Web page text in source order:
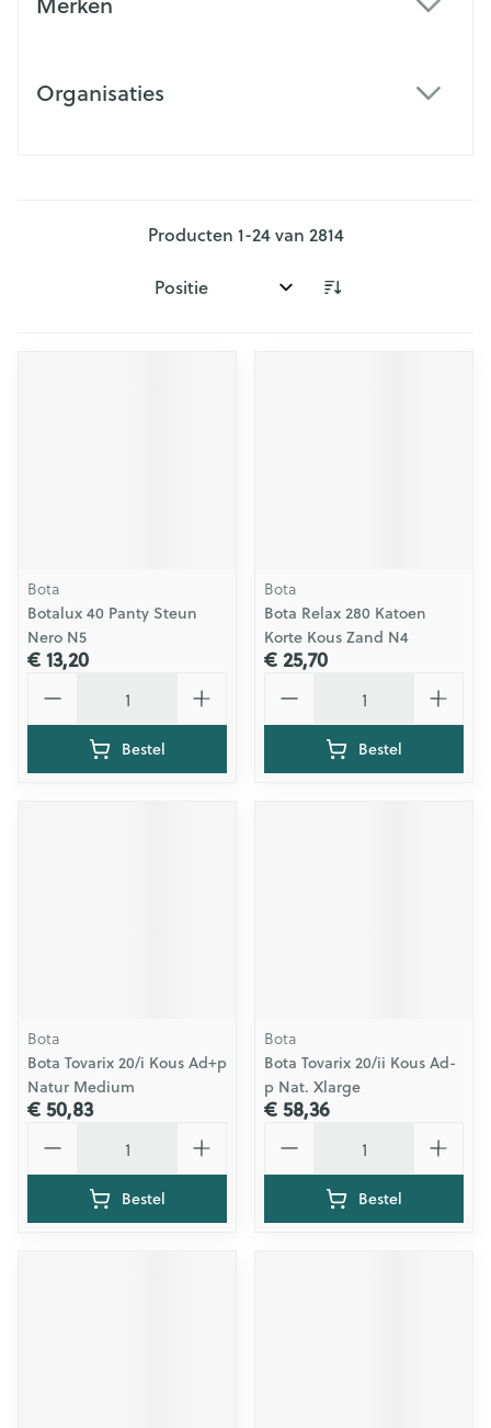
Organisaties
Producten 1-24van 2814
Sorteer op:
Bota
Botalux 40 Panty Steun
Nero N5
€ 13,20
Bestel
Bota
Bota Relax 280 Katoen
Korte Kous Zand N4
€ 25,70
Bestel
Bota
Bota Tovarix 20/i Kous Ad+p
Natur Medium
€ 50,83
Bestel
Bota
Bota Tovarix 20/ii Kous Ad-
p Nat. Xlarge
€ 58,36
Bestel